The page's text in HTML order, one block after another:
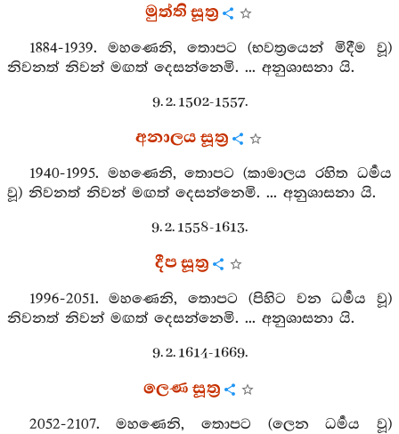
මුත්ති සූත්‍ර
1884-1939. මහණෙනි, තොපට (භවත්‍රයෙන් මිදීම වූ)
නිවනත් නිවන් මඟත් දෙසන්නෙමි. ... අනුශාසනා යි.
9. 2. 1502-1557.
අනාලය සූත්‍ර
1940-1995. මහණෙනි, තොපට (කාමාලය රහිත ධර්‍මය
වූ) නිවනත් නිවන් මඟත් දෙසන්නෙමි. ... අනුශාසනා යි.
9. 2. 1558-1613.
දීප සූත්‍ර
1996-2051. මහණෙනි, තොපට (පිහිට වන ධර්‍මය වූ)
නිවනත් නිවන් මඟත් දෙසන්නෙමි. ... අනුශාසනා යි.
9. 2. 1614-1669.
ලෙණ සූත්‍ර
2052-2107. මහණෙනි, තොපට (ලෙන ධර්‍මය වූ)